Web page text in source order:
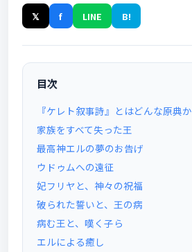
𝕏 f LINE B!
目次
『ケレト叙事詩』とはどんな原典か
家族をすべて失った王
最高神エルの夢のお告げ
ウドゥムへの遠征
妃フリヤと、神々の祝福
破られた誓いと、王の病
病む王と、嘆く子ら
エルによる癒し